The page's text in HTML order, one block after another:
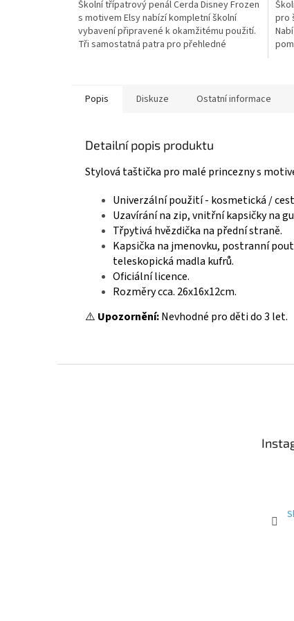
z
5
hvězdiček.
Školní třípatrový penál Cerda Disney Frozen
s motivem Elsy nabízí kompletní školní
vybavení připravené k okamžitému použití.
Tři samostatná patra pro přehledné
produktů...
z
5
pro
Popis Diskuze Ostatní informace
Detailní popis produktu
Stylová taštička pro malé princezny s
Univerzální použití - kosmetická /
Uzavírání na zip, vnitřní kapsičky na
Třpytivá hvězdička na přední straně.
Kapsička na jmenovku, postranní
teleskopická madla kufrů.
Oficiální licence.
Rozměry cca. 26x16x12cm.
⚠️ Upozornění:Nevhodné pro děti do 3 let.